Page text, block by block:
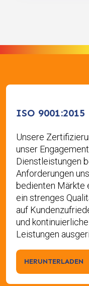
ISO 9001:2015
Unsere
unser
Dienstleistungen
Anforderungen
bedienten Märkte
ein strenges
auf
und
Leistungen
HERUNTERLADEN